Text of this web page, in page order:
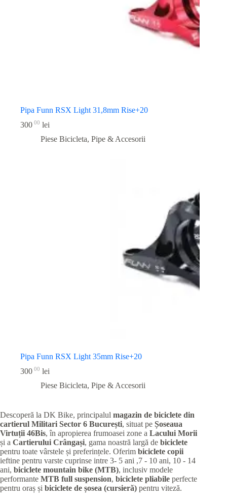
Pipa Funn RSX Light 31,8mm Rise+20
300 00 lei
Piese Bicicleta, Pipe & Accesorii
Pipa Funn RSX Light 35mm Rise+20
300 00 lei
Piese Bicicleta, Pipe & Accesorii
Descoperă la DK Bike, principalul magazin de biciclete din
cartierul Militari Sector 6 București, situat pe Șoseaua
Virtuții 46Bis, în apropierea frumoasei zone a Lacului Morii
și a Cartierului Crângași, gama noastră largă de biciclete
pentru toate vârstele și preferințele. Oferim biciclete copii
ieftine pentru varste cuprinse intre 3- 5 ani ,7 - 10 ani, 10 - 14
ani, biciclete mountain bike (MTB), inclusiv modele
performante MTB full suspension, biciclete pliabile perfecte
pentru oraș și biciclete de șosea (cursieră) pentru viteză.